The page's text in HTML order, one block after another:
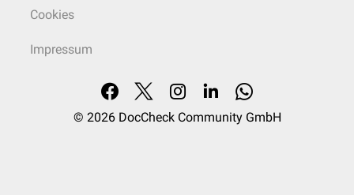
Cookies
Impressum
© 2026 DocCheck Community GmbH